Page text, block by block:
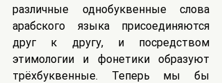
различные однобуквенные слова
арабского языка присоединяются
друг к другу, и посредством
этимологии и фонетики образуют
трёхбуквенные. Теперь мы бы